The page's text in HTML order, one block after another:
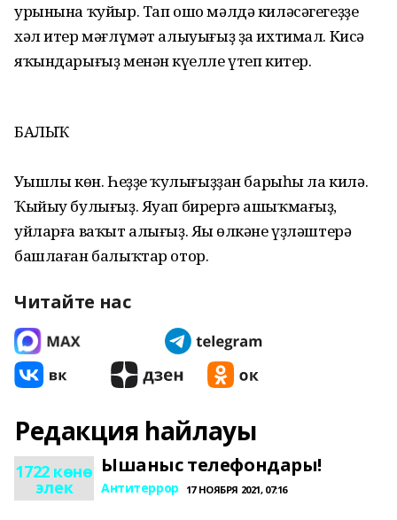
урынына ҡуйыр. Тап ошо мәлдә киләсәгегеҙҙе
хәл итер мәғлүмәт алыуығыҙ ҙа ихтимал. Кисә
яҡындарығыҙ менән күңелле үтеп китер.
БАЛЫҠ
Уңышлы көн. Һеҙҙең ҡулығыҙҙан барыһы ла килә.
Ҡыйыу булығыҙ. Яуап бирергә ашыҡмағыҙ,
уйларға ваҡыт алығыҙ. Яңы өлкәне үҙләштерә
башлаған балыҡтар отор.
Читайте нас
Редакция һайлауы
1722 көнө
элек
Ышаныс телефондары!
Антитеррор 17 НОЯБРЯ 2021, 07:16